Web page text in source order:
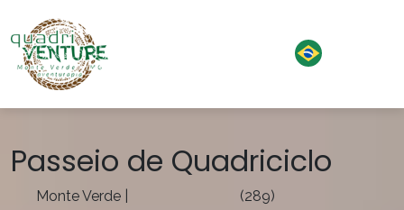
Passeio de Quadriciclo
Monte Verde (289)